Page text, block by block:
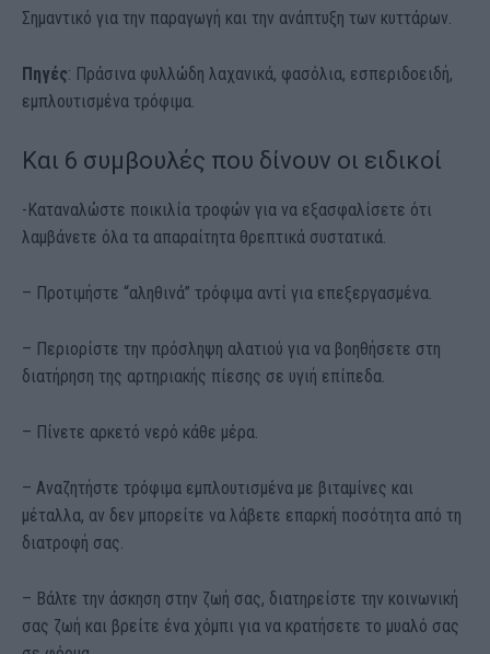
Σημαντικό για την παραγωγή και την ανάπτυξη των κυττάρων.
Πηγές: Πράσινα φυλλώδη λαχανικά, φασόλια, εσπεριδοειδή,
εμπλουτισμένα τρόφιμα.
Και 6 συμβουλές που δίνουν οι ειδικοί
-Καταναλώστε ποικιλία τροφών για να εξασφαλίσετε ότι
λαμβάνετε όλα τα απαραίτητα θρεπτικά συστατικά.
– Προτιμήστε “αληθινά” τρόφιμα αντί για επεξεργασμένα.
– Περιορίστε την πρόσληψη αλατιού για να βοηθήσετε στη
διατήρηση της αρτηριακής πίεσης σε υγιή επίπεδα.
– Πίνετε αρκετό νερό κάθε μέρα.
– Αναζητήστε τρόφιμα εμπλουτισμένα με βιταμίνες και
μέταλλα, αν δεν μπορείτε να λάβετε επαρκή ποσότητα από τη
διατροφή σας.
– Βάλτε την άσκηση στην ζωή σας, διατηρείστε την κοινωνική
σας ζωή και βρείτε ένα χόμπι για να κρατήσετε το μυαλό σας